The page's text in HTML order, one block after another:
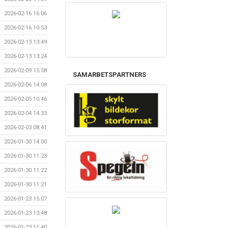
2026-02-16 16:06
2026-02-16 10:53
2026-02-13 13:49
2026-02-13 13:24
2026-02-09 15:58
2026-02-06 14:08
2026-02-05 10:46
2026-02-04 14:33
2026-02-03 08:41
2026-01-30 14:00
2026-01-30 11:23
2026-01-30 11:22
2026-01-30 11:21
2026-01-23 15:07
2026-01-23 13:48
SAMARBETSPARTNERS